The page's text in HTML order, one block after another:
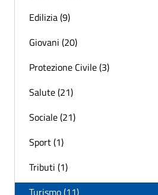
Edilizia (9)
Giovani (20)
Protezione Civile (3)
Salute (21)
Sociale (21)
Sport (1)
Tributi (1)
Turismo (11)